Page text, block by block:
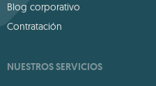
Blog corporativo
Contratación
NUESTROS SERVICIOS